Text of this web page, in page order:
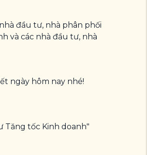
đầu tư, nhà phân phối
và các nhà đầu tư, nhà
ngày hôm nay nhé!
Tăng tốc Kinh doanh"